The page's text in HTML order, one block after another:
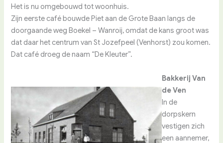
Het is nu omgebouwd tot woonhuis.
Zijn eerste café bouwde Piet aan de Grote Baan langs de
doorgaande weg Boekel – Wanroij, omdat de kans groot was
dat daar het centrum van St Jozefpeel (Venhorst) zou komen.
Dat café droeg de naam “De Kleuter”.
Bakkerij Van
de Ven
In de
dorpskern
vestigen zich
een aannemer,